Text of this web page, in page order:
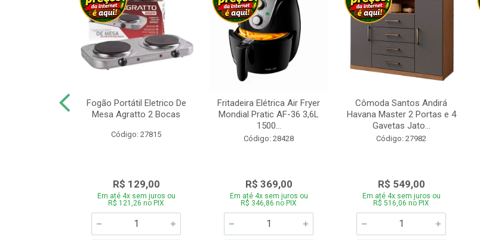
Fogão Portátil Eletrico De
Mesa Agratto 2 Bocas
Código: 27815
R$ 129,00
Em até 4x sem juros ou
R$ 121,26 no PIX
Fritadeira Elétrica Air Fryer
Mondial Pratic AF-36 3,6L
1500...
Código: 28428
R$ 369,00
Em até 4x sem juros ou
R$ 346,86 no PIX
Cômoda Santos Andirá
Havana Master 2 Portas e 4
Gavetas Jato...
Código: 27982
R$ 549,00
Em até 4x sem juros ou
R$ 516,06 no PIX